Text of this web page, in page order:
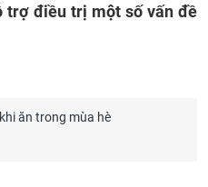
trợ điều trị một số vấn đề
ăn trong mùa hè